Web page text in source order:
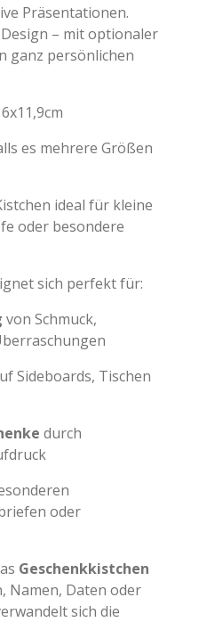
Präsentationen.
– mit optionaler
ganz persönlichen
es mehrere Größen
ideal für kleine
oder besondere
sich perfekt für:
von Schmuck,
Sideboards, Tischen
durch
oder
Geschenkkistchen
Namen, Daten oder
sich die